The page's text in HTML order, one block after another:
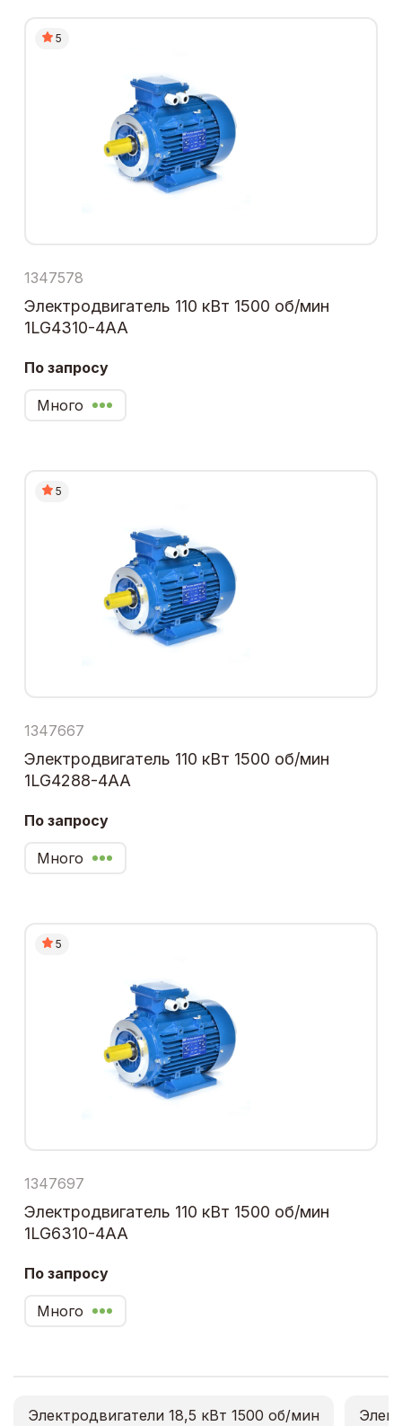
5
1347578
Электродвигатель 110 кВт 1500 об/мин
1LG4310-4AA
По запросу
Много
5
1347667
Электродвигатель 110 кВт 1500 об/мин
1LG4288-4AA
По запросу
Много
5
1347697
Электродвигатель 110 кВт 1500 об/мин
1LG6310-4AA
По запросу
Много
Электродвигатели 18,5 кВт 1500 об/мин